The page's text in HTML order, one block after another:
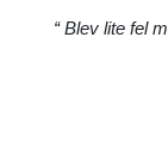
Blev lite fel